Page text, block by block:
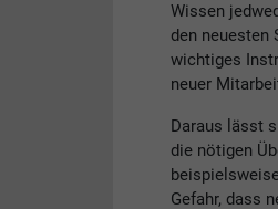
Wissen
den neuesten
wichtiges
neuer
Daraus lässt
die nötigen
Gefahr, dass